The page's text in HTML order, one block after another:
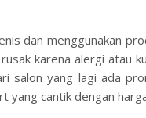
dan menggunakan
karena alergi atau
salon yang lagi ada
yang cantik dengan